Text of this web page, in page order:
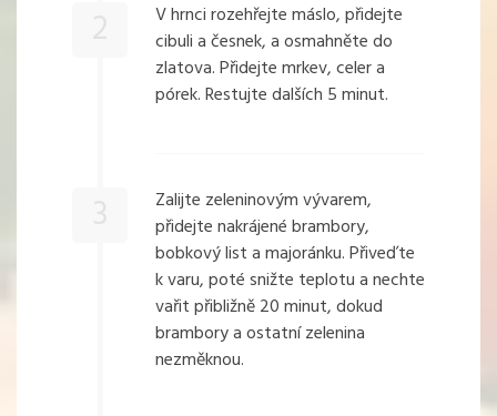
V hrnci rozehřejte máslo, přidejte
cibuli a česnek, a osmahněte do
zlatova. Přidejte mrkev, celer a
pórek. Restujte dalších 5 minut.
Zalijte zeleninovým vývarem,
přidejte nakrájené brambory,
bobkový list a majoránku. Přiveďte
k varu, poté snižte teplotu a nechte
vařit přibližně 20 minut, dokud
brambory a ostatní zelenina
nezměknou.